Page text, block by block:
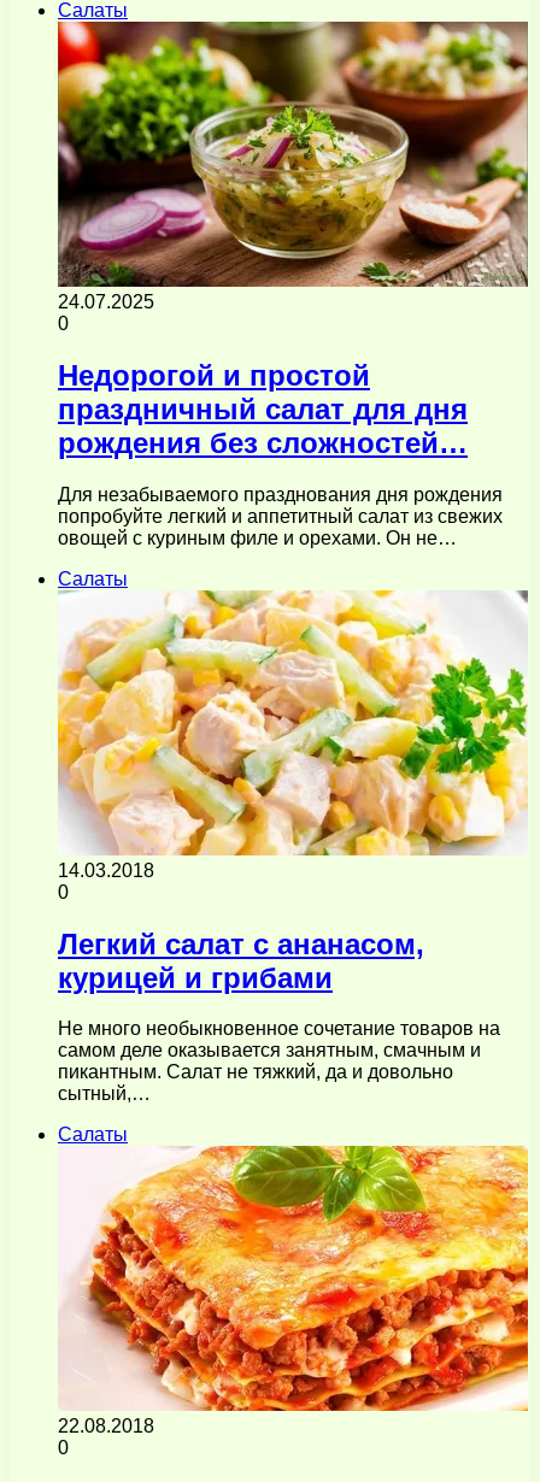
Салаты
24.07.2025
0
Недорогой и простой
праздничный салат для дня
рождения без сложностей…
Для незабываемого празднования дня рождения
попробуйте легкий и аппетитный салат из свежих
овощей с куриным филе и орехами. Он не…
Салаты
14.03.2018
0
Легкий салат с ананасом,
курицей и грибами
Не много необыкновенное сочетание товаров на
самом деле оказывается занятным, смачным и
пикантным. Салат не тяжкий, да и довольно
сытный,…
Салаты
22.08.2018
0